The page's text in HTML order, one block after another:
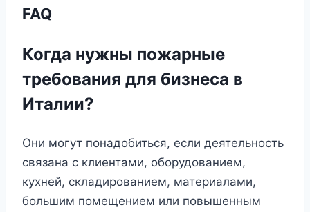
FAQ
Когда нужны пожарные
требования для бизнеса в
Италии?
Они могут понадобиться, если деятельность
связана с клиентами, оборудованием,
кухней, складированием, материалами,
большим помещением или повышенным